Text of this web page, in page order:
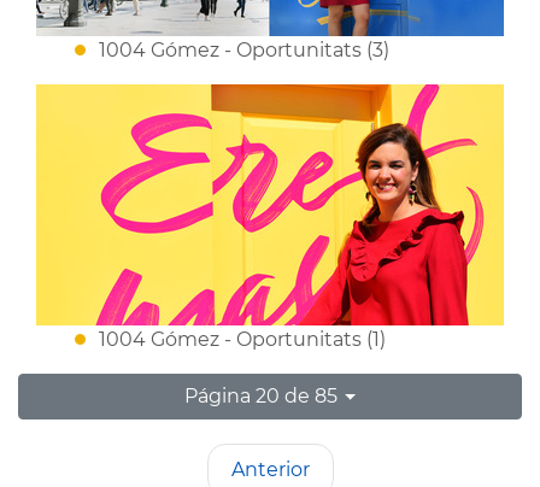
1004 Gómez - Oportunitats (3)
1004 Gómez - Oportunitats (1)
Página 20 de 85
Anterior